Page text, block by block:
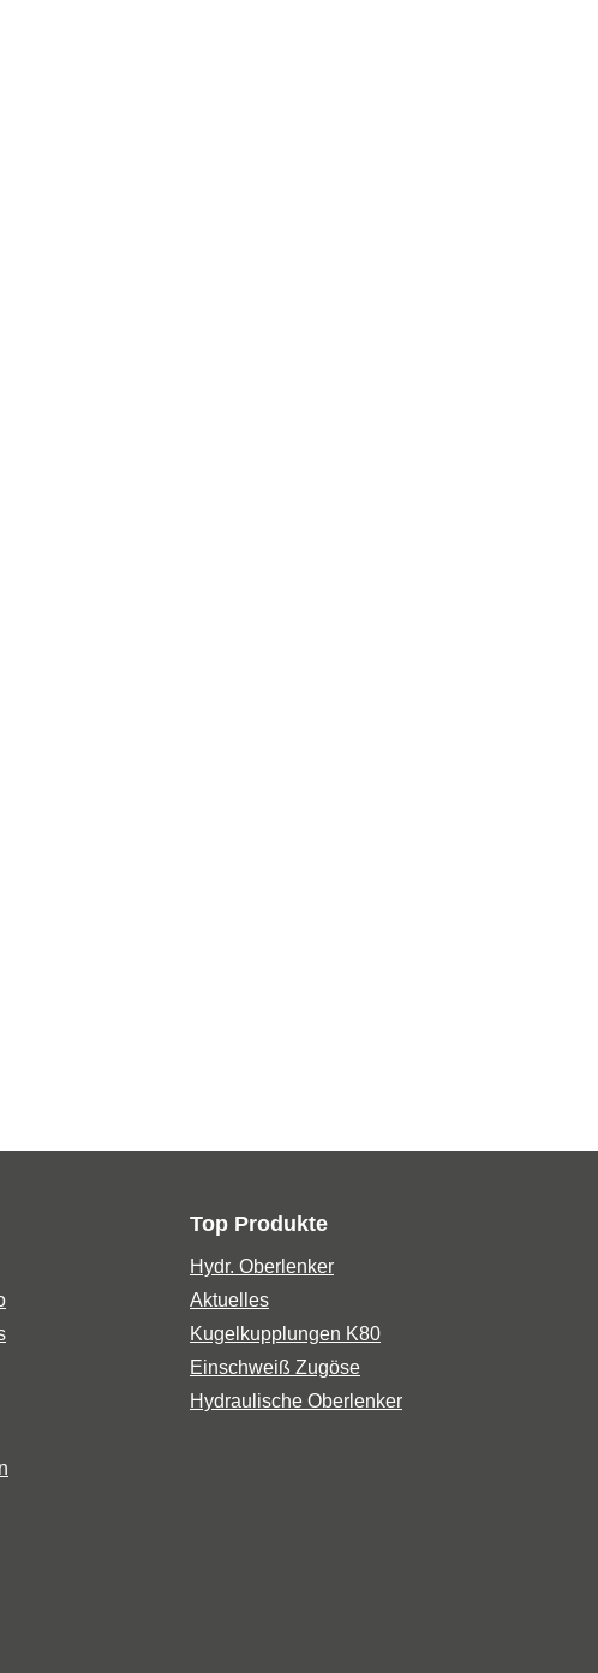
Top Produkte
Hydr. Oberlenker
Aktuelles
Kugelkupplungen K80
Einschweiß Zugöse
Hydraulische Oberlenker